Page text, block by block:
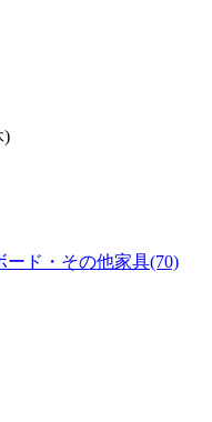
)
ド・その他家具(70)